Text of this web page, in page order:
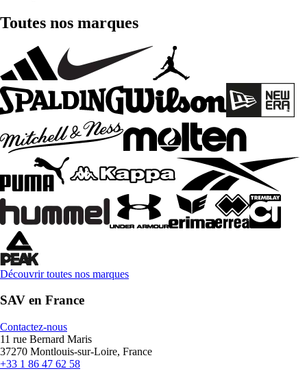
Toutes nos marques
Découvrir toutes nos marques
SAV en France
Contactez-nous
11 rue Bernard Maris
37270 Montlouis-sur-Loire, France
+33 1 86 47 62 58